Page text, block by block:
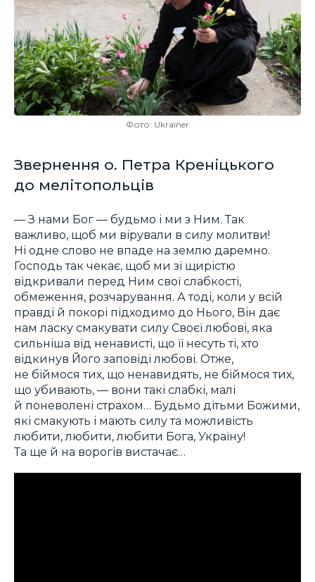
Фото: Ukraїner
Звернення о. Петра Креніцького
до мелітопольців
— З нами Бог — будьмо і ми з Ним. Так
важливо, щоб ми вірували в силу молитви!
Ні одне слово не впаде на землю даремно.
Господь так чекає, щоб ми зі щирістю
відкривали перед Ним свої слабкості,
обмеження, розчарування. А тоді, коли у всій
правді й покорі підходимо до Нього, Він дає
нам ласку смакувати силу Своєї любові, яка
сильніша від ненависті, що її несуть ті, хто
відкинув Його заповіді любові. Отже,
не біймося тих, що ненавидять, не біймося тих,
що убивають, — вони такі слабкі, малі
й поневолені страхом… Будьмо дітьми Божими,
які смакують і мають силу та можливість
любити, любити, любити Бога, Україну!
Та ще й на ворогів вистачає…